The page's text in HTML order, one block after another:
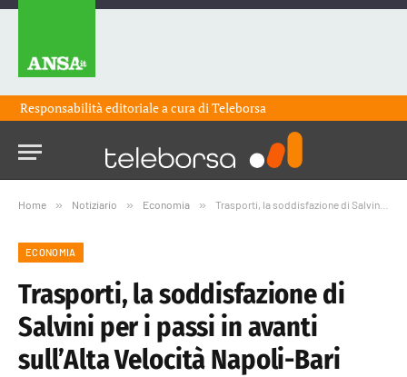
Responsabilità editoriale a cura diTeleborsa
Home » Notiziario » Economia » Trasporti, la soddisfazione di Salvini per i passi in avanti sull’Alta Velocità Napoli-Bari
ECONOMIA
Trasporti, la soddisfazione di
Salvini per i passi in avanti
sull’Alta Velocità Napoli-Bari